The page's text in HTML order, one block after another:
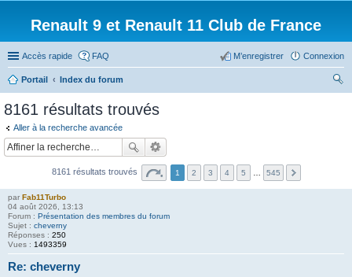
Renault 9 et Renault 11 Club de France
Accès rapide FAQ Connexion
M’enregistrer
Portail
Index du forum
8161 résultats trouvés
Aller à la recherche avancée
8161 résultats trouvés 1 2 3 4 5 545
par Fab11Turbo
04 août 2026, 13:13
Forum : Présentation des membres du forum
Sujet : cheverny
Réponses : 250
Vues : 1493359
Re: cheverny